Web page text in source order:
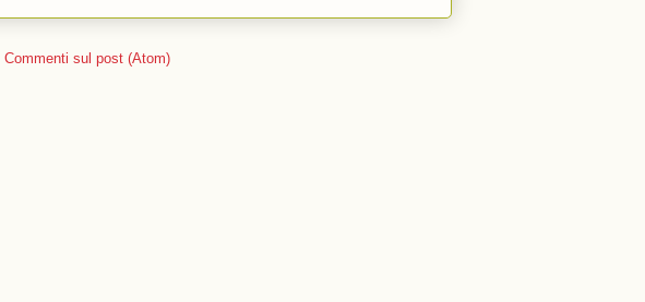
Commenti sul post (Atom)